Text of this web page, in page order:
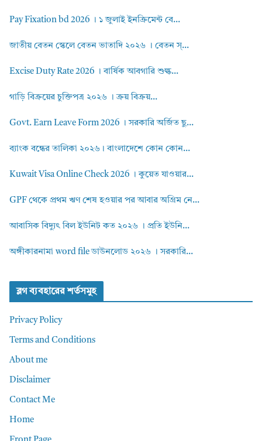
Pay Fixation bd 2026 । ১ জুলাই ইনক্রিমেন্ট বে...
জাতীয় বেতন স্কেলে বেতন ভাতাদি ২০২৬ । বেতন স্...
Excise Duty Rate 2026 । বার্ষিক আবগারি শুল্ক...
গাড়ি বিক্রয়ের চুক্তিপত্র ২০২৬ । ক্রয় বিক্রয়...
Govt. Earn Leave Form 2026 । সরকারি অর্জিত ছু...
ব্যাংক বন্ধের তালিকা ২০২৬। বাংলাদেশে কোন কোন...
Kuwait Visa Online Check 2026 । কুয়েত যাওয়ার...
GPF থেকে প্রথম ঋণ শেষ হওয়ার পর আবার অগ্রিম নে...
আবাসিক বিদ্যুৎ বিল ইউনিট কত ২০২৬ । প্রতি ইউনি...
অঙ্গীকারনামা word file ডাউনলোড ২০২৬ । সরকারি...
ব্লগ ব্যবহারের শর্তসমুহ
Privacy Policy
Terms and Conditions
About me
Disclaimer
Contact Me
Home